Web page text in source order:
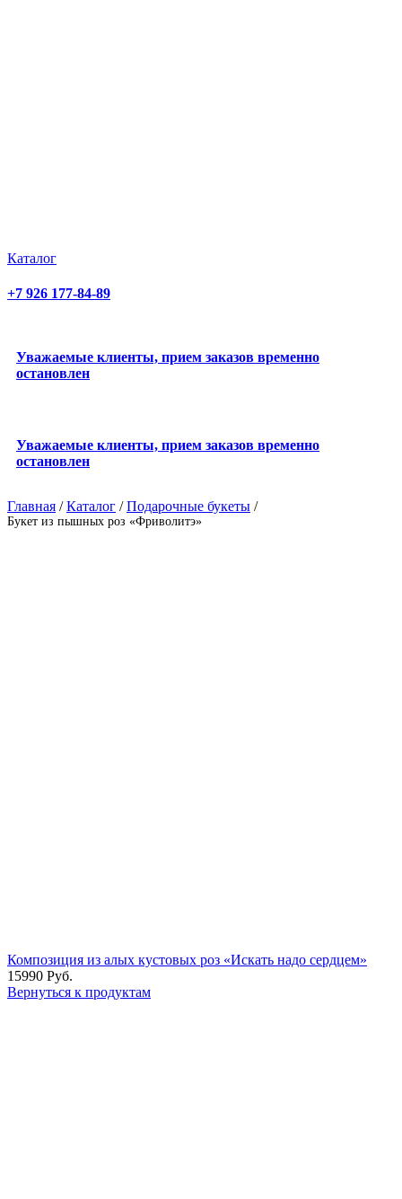
Каталог
+7 926 177-84-89
Уважаемые клиенты, прием заказов временно
остановлен
Уважаемые клиенты, прием заказов временно
остановлен
Главная /Каталог /Подарочные букеты /
Букет из пышных роз «Фриволитэ»
Композиция из алых кустовых роз «Искать надо сердцем»
15990 Руб.
Вернуться к продуктам